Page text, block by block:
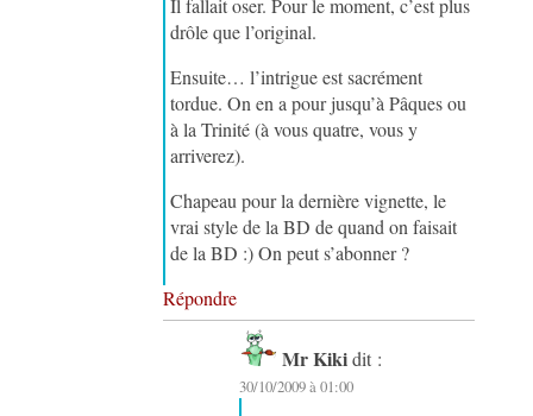
Il fallait oser. Pour le moment, c’est plus
drôle que l’original.
Ensuite… l’intrigue est sacrément
tordue. On en a pour jusqu’à Pâques ou
à la Trinité (à vous quatre, vous y
arriverez).
Chapeau pour la dernière vignette, le
vrai style de la BD de quand on faisait
de la BD :) On peut s’abonner ?
Répondre
Mr Kiki dit :
30/10/2009 à 01:00